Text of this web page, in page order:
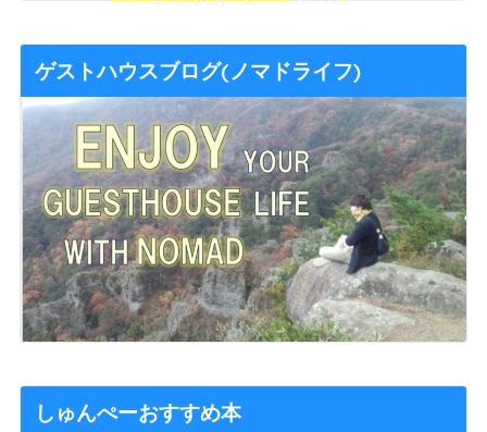
ゲストハウスブログ(ノマドライフ)
しゅんぺーおすすめ本